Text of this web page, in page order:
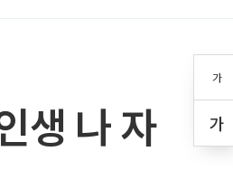
가
가
생 나 자